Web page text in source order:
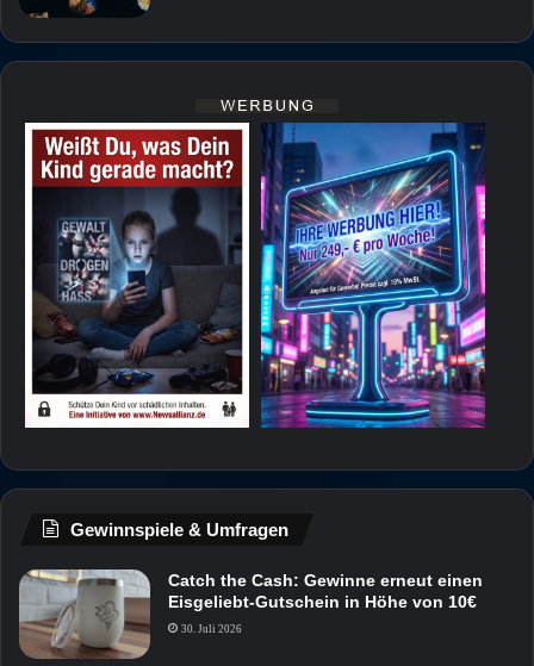
Gewinnspiele & Umfragen
Catch the Cash: Gewinne erneut einen
Eisgeliebt-Gutschein in Höhe von 10€
30. Juli 2026